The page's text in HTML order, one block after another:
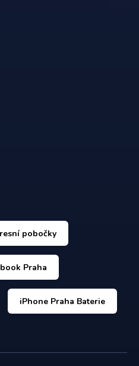
pobočky
Praha
iPhone Praha Baterie